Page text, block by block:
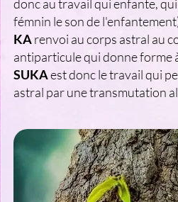
donc au travail qui enfante,
fémnin le son de
KArenvoi au corps astral au
antiparticule qui donne forme
SUKAest donc le travail qui
astral par une transmutation